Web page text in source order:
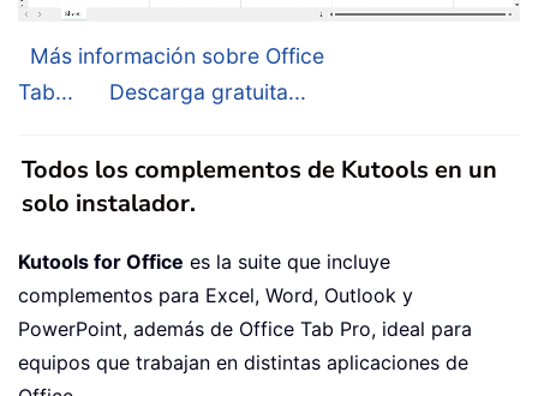
Más información sobre Office
Tab...
Descarga gratuita...
Todos los complementos de Kutools en un
solo instalador.
Kutools for Office es la suite que incluye
complementos para Excel, Word, Outlook y
PowerPoint, además de Office Tab Pro, ideal para
equipos que trabajan en distintas aplicaciones de